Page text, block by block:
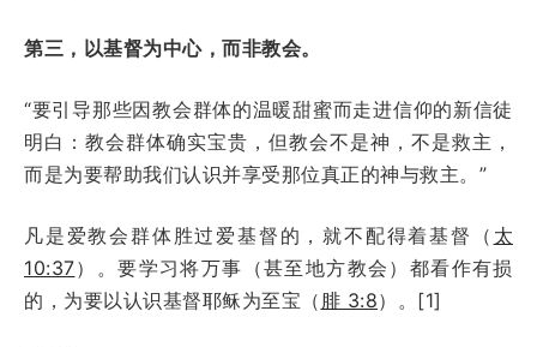
第三，以基督为中心，而非教会。
“要引导那些因教会群体的温暖甜蜜而走进信仰的新信徒
明白：教会群体确实宝贵，但教会不是神，不是救主，
而是为要帮助我们认识并享受那位真正的神与救主。”
凡是爱教会群体胜过爱基督的，就不配得着基督（ 太
10:37）。要学习将万事（甚至地方教会）都看作有损
的，为要以认识基督耶稣为至宝（ 腓 3:8）。[1]